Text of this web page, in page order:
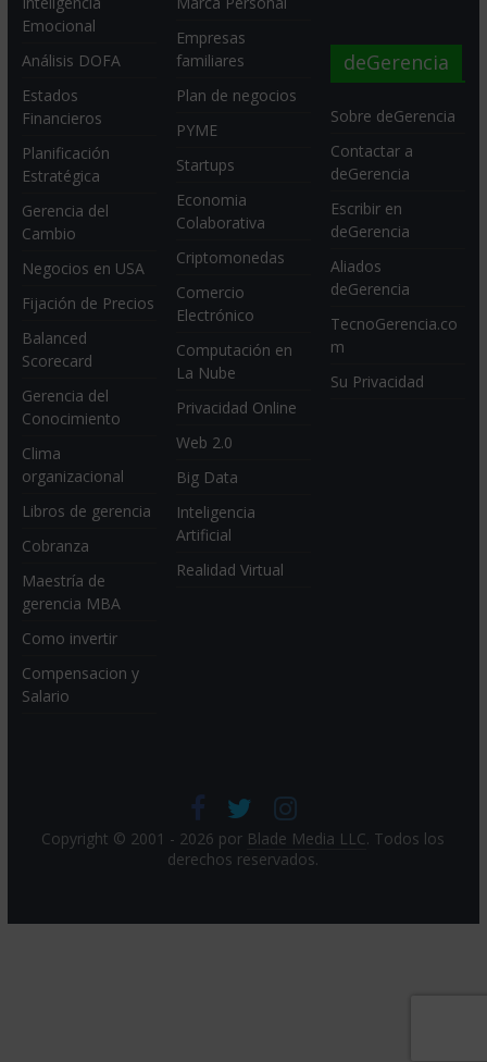
Emocional
Análisis DOFA
Estados
Financieros
Planificación
Estratégica
Gerencia del
Cambio
Negocios en USA
Fijación de Precios
Balanced
Scorecard
Gerencia del
Conocimiento
Clima
organizacional
Libros de gerencia
Cobranza
Maestría de
gerencia MBA
Como invertir
Compensacion y
Salario
Empresas
familiares
Plan de negocios
PYME
Startups
Economia
Colaborativa
Criptomonedas
Comercio
Electrónico
Computación en
La Nube
Privacidad Online
Web 2.0
Big Data
Inteligencia
Artificial
Realidad Virtual
deGerencia
Sobre deGerencia
Contactar a
deGerencia
Escribir en
deGerencia
Aliados
deGerencia
TecnoGerencia.co
m
Su Privacidad
Copyright © 2001 - 2026 por Blade Media LLC. Todos los
derechos reservados.